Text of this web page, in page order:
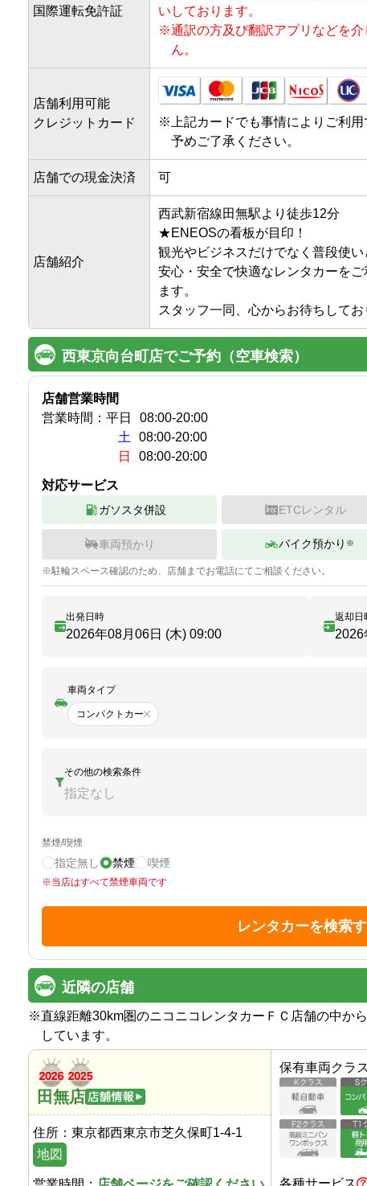
国際運転免許証
いしております。
※通訳の方及び翻訳アプリなどを
ん。
店舗利用可能
クレジットカード
※ 上記カードでも事情によりご利
予めご了承ください。
店舗での現金決済 可
店舗紹介
西武新宿線田無駅より徒歩12分
★ENEOSの看板が目印！
観光やビジネスだけでなく普段使
安心・安全で快適なレンタカーを
ます。
スタッフ一同、心からお待ちしてお
西東京向台町店でご予約（空車検索）
店舗営業時間
営業時間： 平日 08:00-20:00
土
08:00-20:00
日
08:00-20:00
対応サービス
ガソスタ併設 ETCレンタル
車両預かり バイク預かり ※
※駐輪スペース確認のため、店舗までお電話にてご相談ください。
出発日時
2026年08月06日 (木) 09:00
返却日
2026
車両タイプ
コンパクトカー
その他の検索条件
指定なし
禁煙/喫煙
指定無し 禁煙 喫煙
※当店はすべて禁煙車両です
レンタカーを検索
近隣の店舗
※直線距離30km圏のニコニコレンタカーＦＣ店舗の中か
しています。
田無店
住所： 東京都西東京市芝久保町1-4-1
地図
保有車両クラス
各種サービス